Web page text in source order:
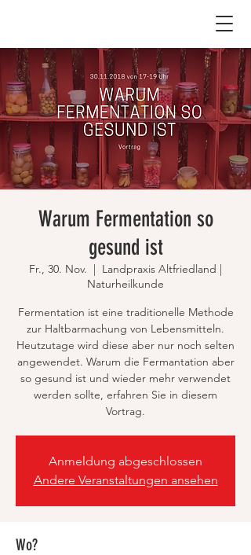
Warum Fermentation so
gesund ist
Fr., 30. Nov.
  |
Landpraxis Altfriedland |
Naturheilkunde
Fermentation ist eine traditionelle Methode
zur Haltbarmachung von Lebensmitteln.
Heutzutage wird diese aber nur noch selten
angewendet. Warum die Fermantation aber
so gesund ist und wieder mehr verwendet
werden sollte, erfahren Sie in diesem
Vortrag.
Anmeldung abgeschlossen
Andere Veranstaltungen ansehen
Wo?